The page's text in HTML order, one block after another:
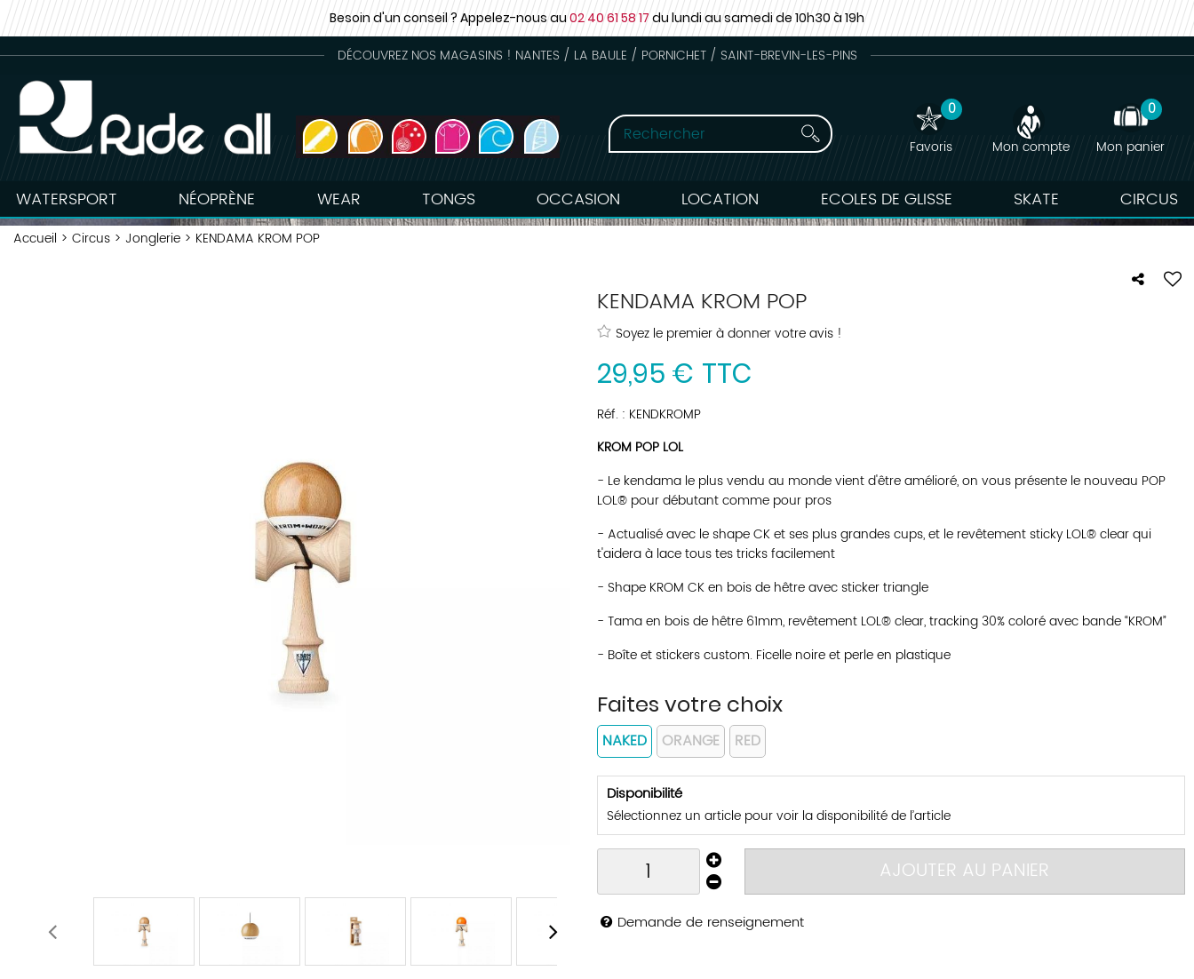
Besoin d'un conseil ? Appelez-nous au02 40 61 58 17 du lundi au samedide 10h30 à 19h
DÉCOUVREZ NOS MAGASINS ! NANTES / LA BAULE / PORNICHET / SAINT-BREVIN-LES-PINS
0
Favoris
Mon compte
0
Mon panier
WATERSPORT NÉOPRÈNE WEAR TONGS OCCASION LOCATION ECOLES DE GLISSE SKATE CIRCUS
Accueil > Circus > Jonglerie > KENDAMA KROM POP
KENDAMA KROM POP
Soyez le premier à donner votre avis !
29,95 € TTC
Réf. : KENDKROMP
KROM POP LOL
- Le kendama le plus vendu au monde vient d'être amélioré, on vous présente le nouveau POP
LOL® pour débutant comme pour pros
- Actualisé avec le shape CK et ses plus grandes cups, et le revêtement sticky LOL® clear qui
t'aidera à lace tous tes tricks facilement
- Shape KROM CK en bois de hêtre avec sticker triangle
- Tama en bois de hêtre 61mm, revêtement LOL® clear, tracking 30% coloré avec bande “KROM”
- Boîte et stickers custom. Ficelle noire et perle en plastique
Faites votre choix
NAKED ORANGE RED
Disponibilité
Sélectionnez un article pour voir la disponibilité de l’article
AJOUTER AU PANIER
Demande de renseignement